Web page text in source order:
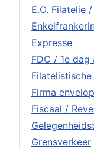
E.O. Filatelie
Expresse
FDC / 1e
Firma
Fiscaal /
Grensverkeer